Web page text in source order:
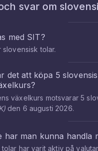
svar om
med SIT?
slovensisk tolar.
det att köpa 5
växelkurs motsvarar5
)den 6 augusti 2026.
har man kunna handla
tolar har varit aktiv på